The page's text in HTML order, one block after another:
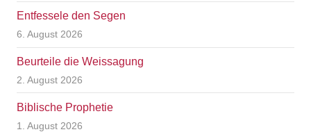
Entfessele den Segen
6. August 2026
Beurteile die Weissagung
2. August 2026
Biblische Prophetie
1. August 2026